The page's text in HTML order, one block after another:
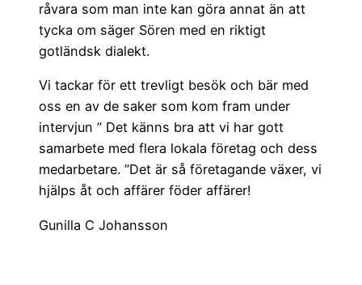
råvara som man inte kan göra annat än att
tycka om säger Sören med en riktigt
gotländsk dialekt.
Vi tackar för ett trevligt besök och bär med
oss en av de saker som kom fram under
intervjun ” Det känns bra att vi har gott
samarbete med flera lokala företag och dess
medarbetare. ”Det är så företagande växer, vi
hjälps åt och affärer föder affärer!
Gunilla C Johansson